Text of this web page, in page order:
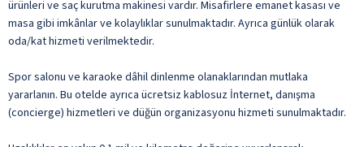
ürünleri ve saç kurutma makinesi vardır. Misafirlere emanet kasası ve
masa gibi imkânlar ve kolaylıklar sunulmaktadır. Ayrıca günlük olarak
oda/kat hizmeti verilmektedir.
Spor salonu ve karaoke dâhil dinlenme olanaklarından mutlaka
yararlanın. Bu otelde ayrıca ücretsiz kablosuz İnternet, danışma
(concierge) hizmetleri ve düğün organizasyonu hizmeti sunulmaktadır.